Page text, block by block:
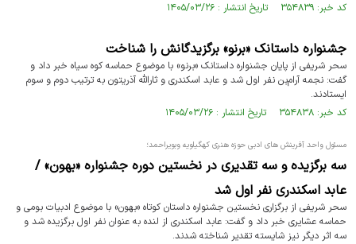
کد خبر: ۳۵۴۸۳۹ تاریخ انتشار : ۱۴۰۵/۰۳/۲۶
جشنواره داستانک «برنو» برگزیدگانش را شناخت
سحر شریفی از پایان جشنواره داستانک «برنو» با موضوع حماسه کوه سیاه خبر داد و
گفت: نجمه آرام‌بن نفر اول شد و عابد اسکندری و ثارالله آذریتون به ترتیب دوم و سوم
ایستادند.
کد خبر: ۳۵۴۸۳۸ تاریخ انتشار : ۱۴۰۵/۰۳/۲۶
مسئول واحد آفرینش های ادبی حوزه هنری کهگیلویه وبویراحمد؛
سه برگزیده و سه تقدیری در نخستین دوره جشنواره «بهون» /
عابد اسکندری نفر اول شد
سحر شریفی از برگزاری نخستین جشنواره داستان کوتاه «بهون» با موضوع ادبیات بومی و
حماسه عشایری خبر داد و گفت: عابد اسکندری از لنده به عنوان نفر اول برگزیده شد و
سه اثر دیگر نیز شایسته تقدیر شناخته شدند.